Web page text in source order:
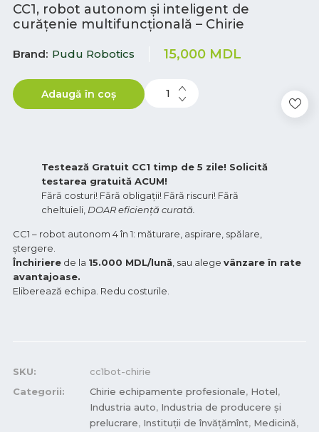
CC1, robot autonom și inteligent de
curățenie multifuncțională – Chirie
Brand Pudu Robotics 15,000 MDL
Adaugă în coș
Testează Gratuit CC1 timp de 5 zile! Solicită
testarea gratuită ACUM!
Fără costuri! Fără obligații! Fără riscuri! Fără
cheltuieli, DOAR eficiență curată.
CC1 – robot autonom 4 în 1: măturare, aspirare, spălare,
ștergere.
Închiriere de la 15.000 MDL/lună , sau alege vânzare în rate
avantajoase.
Eliberează echipa. Redu costurile.
SKU:
cc1bot-chirie
Categorii:
Chirie echipamente profesionale, Hotel,
Industria auto, Industria de producere și
prelucrare, Instituții de învățămînt, Medicină,